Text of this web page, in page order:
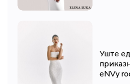
Уште
eNVy